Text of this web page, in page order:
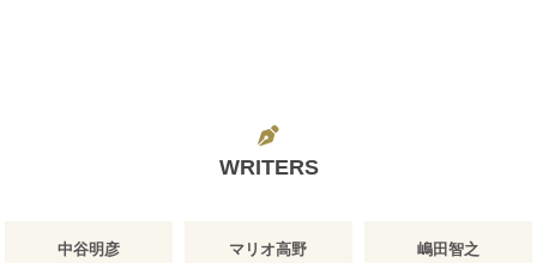
WRITERS
中谷明彦 マリオ高野 嶋田智之